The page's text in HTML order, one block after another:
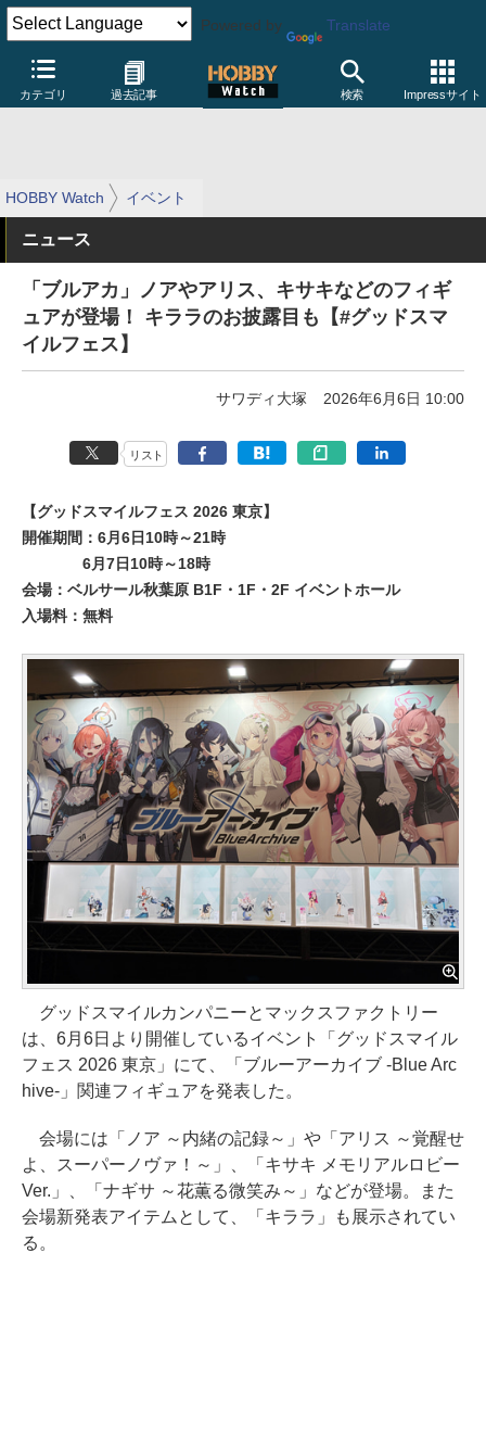
Powered by Translate
カテゴリ 過去記事 検索 Impressサイト
HOBBY Watch イベント
ニュース
「ブルアカ」ノアやアリス、キサキなどのフィギ
ュアが登場！ キララのお披露目も【#グッドスマ
イルフェス】
サワディ大塚 2026年6月6日 10:00
リスト
【グッドスマイルフェス 2026 東京】
開催期間：6月6日10時～21時
6月7日10時～18時
会場：ベルサール秋葉原 B1F・1F・2F イベントホール
入場料：無料
グッドスマイルカンパニーとマックスファクトリー
は、6月6日より開催しているイベント「グッドスマイル
フェス 2026 東京」にて、「ブルーアーカイブ -Blue Arc
hive-」関連フィギュアを発表した。
会場には「ノア ～内緒の記録～」や「アリス ～覚醒せ
よ、スーパーノヴァ！～」、「キサキ メモリアルロビー
Ver.」、「ナギサ ～花薫る微笑み～」などが登場。また
会場新発表アイテムとして、「キララ」も展示されてい
る。